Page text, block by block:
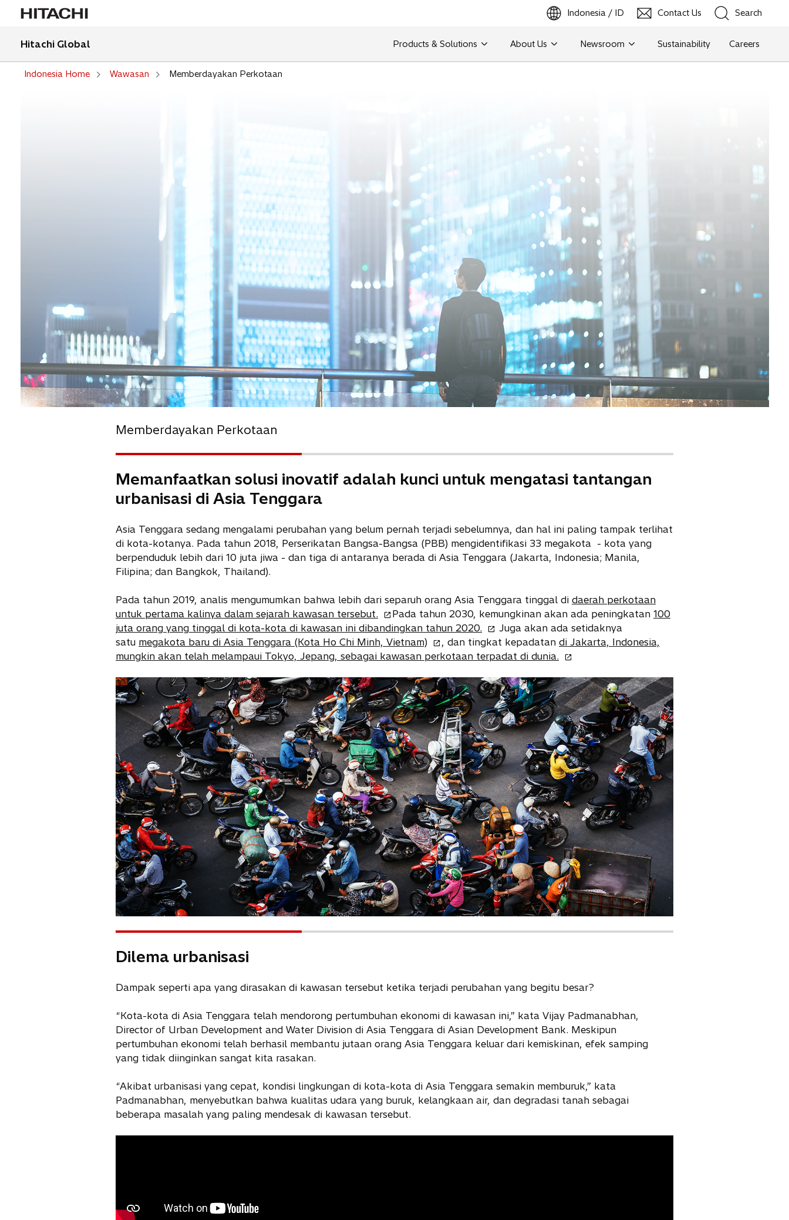
Indonesia / ID Contact Us Search
Search
Hitachi Global Products & Solutions About Us Newsroom Sustainability Careers
Indonesia Home Wawasan Memberdayakan Perkotaan
Memberdayakan Perkotaan
Memanfaatkan solusi inovatif adalah kunci untuk mengatasi tantangan
urbanisasi di Asia Tenggara
Asia Tenggara sedang mengalami perubahan yang belum pernah terjadi sebelumnya, dan hal ini paling tampak terlihat
di kota-kotanya. Pada tahun 2018, Perserikatan Bangsa-Bangsa (PBB) mengidentifikasi 33 megakota - kota yang
berpenduduk lebih dari 10 juta jiwa - dan tiga di antaranya berada di Asia Tenggara (Jakarta, Indonesia; Manila,
Filipina; dan Bangkok, Thailand).
Pada tahun 2019, analis mengumumkan bahwa lebih dari separuh orang Asia Tenggara tinggal di daerah perkotaan
untuk pertama kalinya dalam sejarah kawasan tersebut.
p
e
n
n
a
n
e
w
t
a
b
Pada tahun 2030, kemungkinan akan ada peningkatan 100
juta orang yang tinggal di kota-kota di kawasan ini dibandingkan tahun 2020.
p
e
s
i
n
a
n
e
w
t
a
b
Juga akan ada setidaknya
satu megakota baru di Asia Tenggara (Kota Ho Chi Minh, Vietnam)
p
n
s
i
n
a
n
e
w
t
a
b
, dan tingkat kepadatan di Jakarta, Indonesia,
mungkin akan telah melampaui Tokyo, Jepang, sebagai kawasan perkotaan terpadat di dunia.
e
n
s
i
n
a
n
e
w
t
a
b
Dilema urbanisasi
Dampak seperti apa yang dirasakan di kawasan tersebut ketika terjadi perubahan yang begitu besar?
“Kota-kota di Asia Tenggara telah mendorong pertumbuhan ekonomi di kawasan ini,” kata Vijay Padmanabhan,
Director of Urban Development and Water Division di Asia Tenggara di Asian Development Bank. Meskipun
pertumbuhan ekonomi telah berhasil membantu jutaan orang Asia Tenggara keluar dari kemiskinan, efek samping
yang tidak diinginkan sangat kita rasakan.
“Akibat urbanisasi yang cepat, kondisi lingkungan di kota-kota di Asia Tenggara semakin memburuk,” kata
Padmanabhan, menyebutkan bahwa kualitas udara yang buruk, kelangkaan air, dan degradasi tanah sebagai
beberapa masalah yang paling mendesak di kawasan tersebut.